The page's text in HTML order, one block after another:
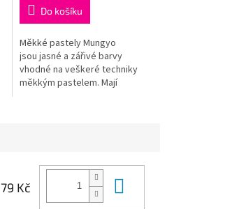
Do košíku
Měkké pastely Mungyo
jsou jasné a zářivé barvy
vhodné na veškeré techniky
měkkým pastelem. Mají
79 Kč